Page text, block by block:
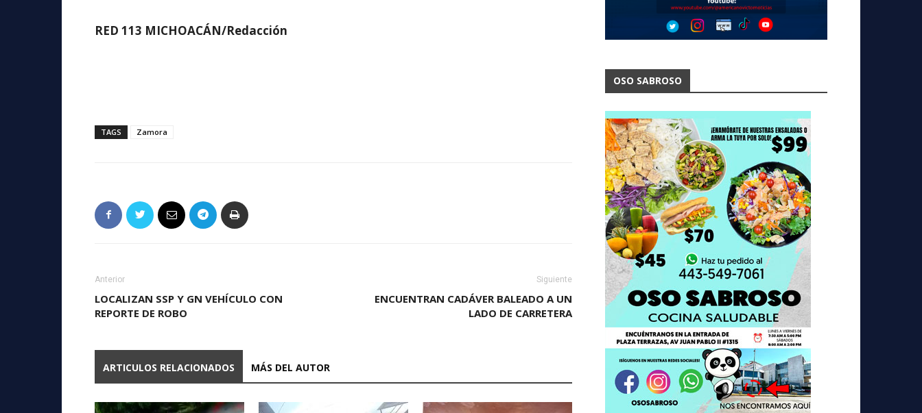
RED 113 MICHOACÁN/Redacción
TAGS Zamora
Anterior
LOCALIZAN SSP Y GN VEHÍCULO CON
REPORTE DE ROBO
Siguiente
ENCUENTRAN CADÁVER BALEADO A UN
LADO DE CARRETERA
ARTICULOS RELACIONADOS MÁS DEL AUTOR
OSO SABROSO